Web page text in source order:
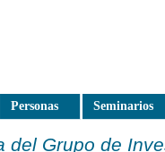
Personas Seminarios
del Grupo de